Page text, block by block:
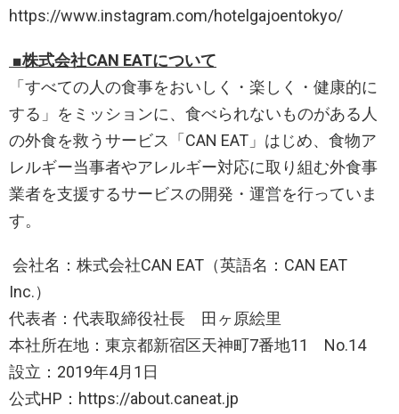
https://www.instagram.com/hotelgajoentokyo/
■株式会社CAN EATについて
「すべての人の食事をおいしく・楽しく・健康的に
する」をミッションに、食べられないものがある人
の外食を救うサービス「CAN EAT」はじめ、食物ア
レルギー当事者やアレルギー対応に取り組む外食事
業者を支援するサービスの開発・運営を行っていま
す。
会社名：株式会社CAN EAT（英語名：CAN EAT
Inc.）
代表者：代表取締役社長 田ヶ原絵里
本社所在地：東京都新宿区天神町7番地11 No.14
設立：2019年4月1日
公式HP：https://about.caneat.jp